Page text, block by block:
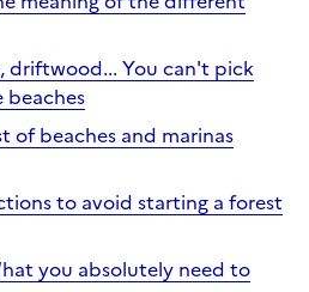
driftwood... You can't pick
of beaches and marinas
to avoid starting a forest
you absolutely need to